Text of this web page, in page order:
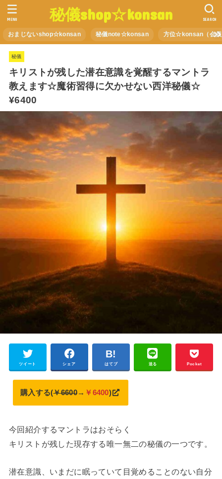
秘儀shop☆konsan
おまじないshop☆konsan 秘儀note☆konsan 方位☆konsan（会員
SEARCH
MENU
秘儀
キリストが残した潜在意識を覚醒するマントラ
教えます☆魔術習得に欠かせない西洋秘儀☆
¥6400
ツイート シェア はてブ 送る Pocket
購入する(￥6600→ ￥6400)
今回紹介するマントラはおそらく
キリストが残した現存する唯一無二の秘儀の一つです。
潜在意識、いまだに眠っていて目覚めることのない自分